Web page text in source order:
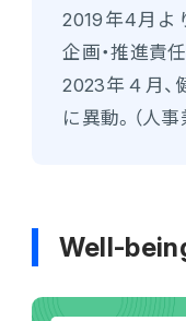
2019年4月よ
企画・推進責任
2023年４月
に異動。（人事
Well-